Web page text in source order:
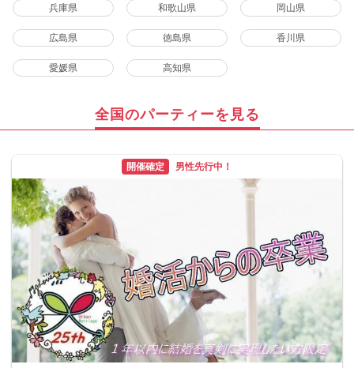
兵庫県 和歌山県 岡山県
広島県 徳島県 香川県
愛媛県 高知県
全国のパーティーを見る
開催確定 男性先行中！